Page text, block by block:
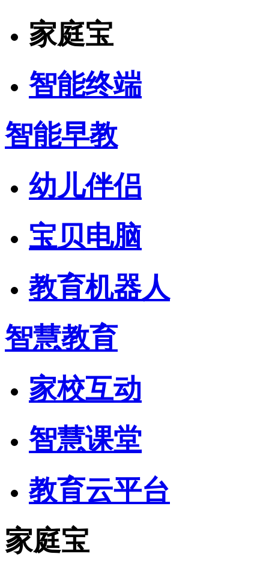
家庭宝
智能终端
智能早教
幼儿伴侣
宝贝电脑
教育机器人
智慧教育
家校互动
智慧课堂
教育云平台
家庭宝